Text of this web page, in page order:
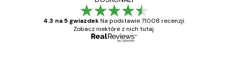
4.3 na 5 gwiazdek Na podstawie 71008 recenzji.
Zobacz niektóre z nich tutaj.